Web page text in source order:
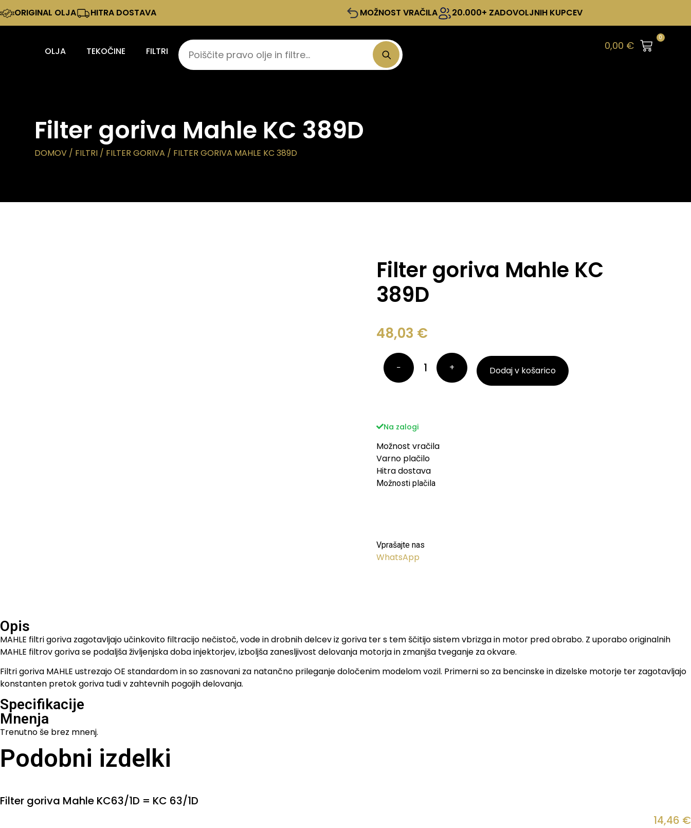
ORIGINAL OLJA HITRA DOSTAVA MOŽNOST VRAČILA 20.000+ ZADOVOLJNIH KUPCEV
OLJA TEKOČINE FILTRI 0,00 €
0
Filter goriva Mahle KC 389D
DOMOV / FILTRI / FILTER GORIVA / FILTER GORIVA MAHLE KC 389D
Filter goriva Mahle KC
389D
48,03 €
− + Dodaj v košarico
Na zalogi
Možnost vračila
Varno plačilo
Hitra dostava
Možnosti plačila
Vprašajte nas
WhatsApp
Opis
MAHLE filtri goriva zagotavljajo učinkovito filtracijo nečistoč, vode in drobnih delcev iz goriva ter s tem ščitijo sistem vbrizga in motor pred obrabo. Z uporabo originalnih
MAHLE filtrov goriva se podaljša življenjska doba injektorjev, izboljša zanesljivost delovanja motorja in zmanjša tveganje za okvare.
Filtri goriva MAHLE ustrezajo OE standardom in so zasnovani za natančno prileganje določenim modelom vozil. Primerni so za bencinske in dizelske motorje ter zagotavljajo
konstanten pretok goriva tudi v zahtevnih pogojih delovanja.
Specifikacije
Mnenja
Trenutno še brez mnenj.
Podobni izdelki
Filter goriva Mahle KC63/1D = KC 63/1D
14,46 €